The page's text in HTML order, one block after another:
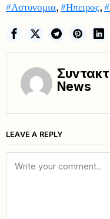
#Αστυνομια,#Ηπειρος,
News
LEAVE A REPLY